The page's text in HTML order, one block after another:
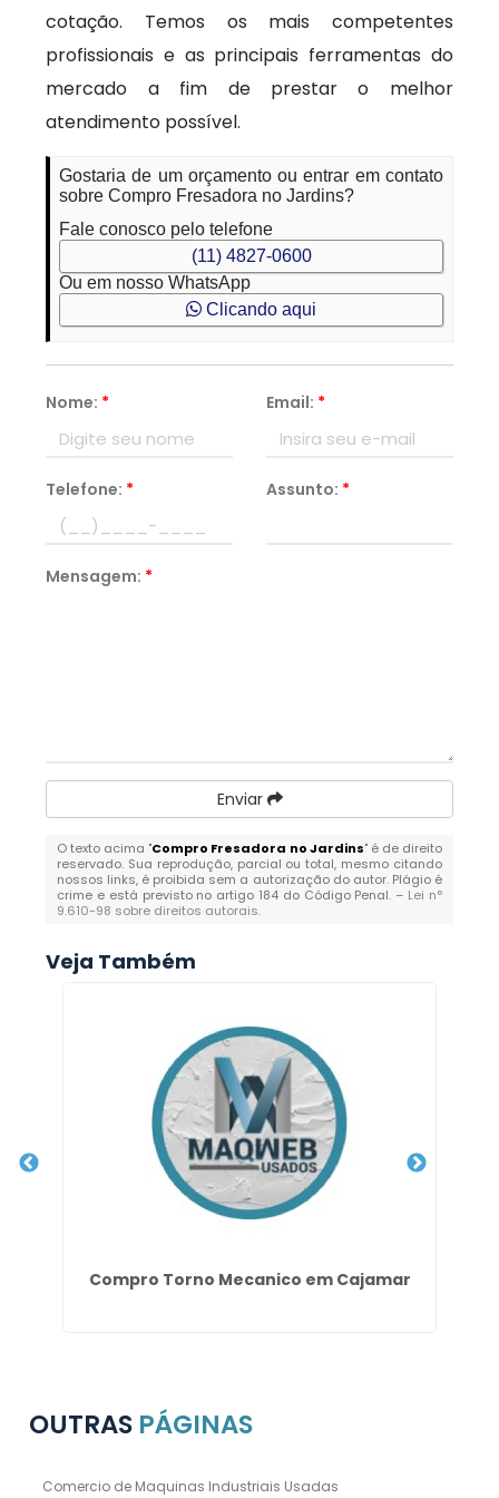
cotação. Temos os mais competentes
profissionais e as principais ferramentas do
mercado a fim de prestar o melhor
atendimento possível.
Gostaria de um orçamento ou entrar em contato
sobre Compro Fresadora no Jardins?
Fale conosco pelo telefone
(11) 4827-0600
Ou em nosso WhatsApp
Clicando aqui
Nome: * Email: *
Telefone: * Assunto: *
Mensagem: *
Enviar
O texto acima "Compro Fresadora no Jardins" é de direito
reservado. Sua reprodução, parcial ou total, mesmo citando
nossos links, é proibida sem a autorização do autor. Plágio é
crime e está previsto no artigo 184 do Código Penal. – Lei n°
9.610-98 sobre direitos autorais.
Veja Também
Compro Torno Mecanico em Cajamar
OUTRAS PÁGINAS
Comercio de Maquinas Industriais Usadas